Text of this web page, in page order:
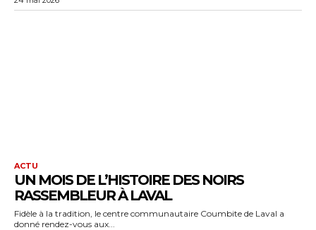
ACTU
UN MOIS DE L’HISTOIRE DES NOIRS
RASSEMBLEUR À LAVAL
Fidèle à la tradition, le centre communautaire Coumbite de Laval a
donné rendez-vous aux...